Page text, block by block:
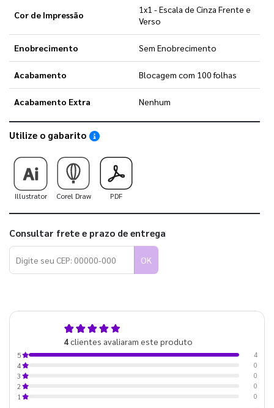
Cor de Impressão
1x1 - Escala de Cinza Frente e
Verso
Enobrecimento Sem Enobrecimento
Acabamento Blocagem com 100 folhas
Acabamento Extra Nenhum
Utilize o gabarito Saiba como utilizar os nossos gabaritos
Illustrator Corel Draw PDF
Consultar frete e prazo de entrega
OK
4clientes avaliaram este produto
5
4
4
0
3
0
2
0
1
0